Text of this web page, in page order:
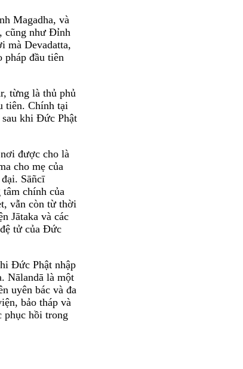
Magadha, và
cũng như Đỉnh
mà Devadatta,
pháp đầu tiên
từng là thủ phủ
tiên. Chính tại
khi Đức Phật
được cho là
cho mẹ của
Sāñcī
chính của
vẫn còn từ thời
Jātaka và các
tử của Đức
Đức Phật nhập
Nālandā là một
uyên bác và đa
bảo tháp và
phục hồi trong